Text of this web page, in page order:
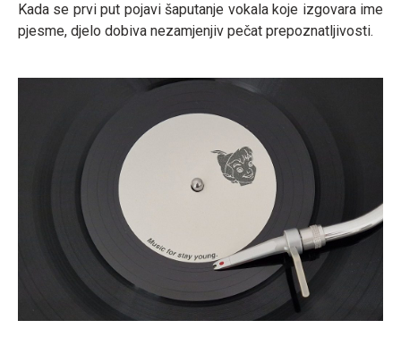
Kada se prvi put pojavi šaputanje vokala koje izgovara ime
pjesme, djelo dobiva nezamjenjiv pečat prepoznatljivosti.